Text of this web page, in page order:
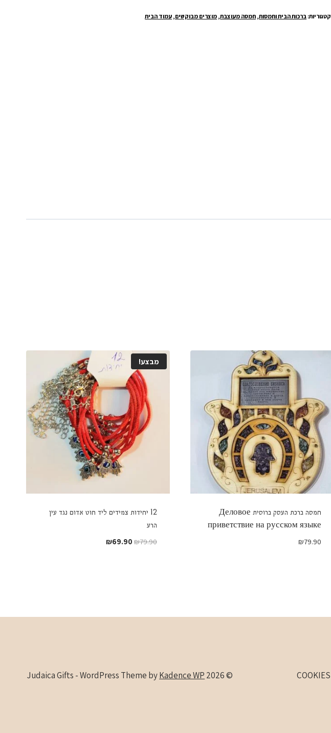
הברכות
קטגוריות: ברכות הבית וחמסות, חמסה מעוצבת, מוצרים מבוקשים, עמוד הבית
חמסה ברכת העסק ברוסית Деловое
приветствие на русском языке
₪79.90
מבצע!
12 יחידות צמידים ליד חוט אדום נגד עין
הרע
₪79.90
המחיר ₪69.90
המחיר
© 2026 Judaica Gifts - WordPress Theme by
Kadence WP